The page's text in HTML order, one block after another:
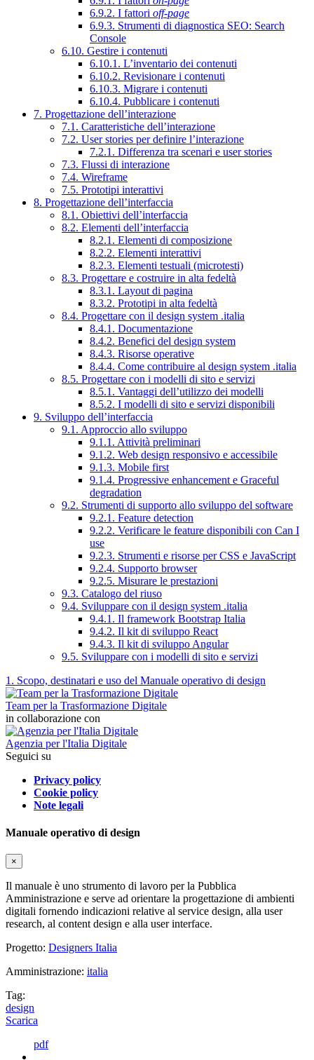
6.9.2. I fattori off-page
6.9.3. Strumenti di diagnostica SEO: Search
Console
6.10. Gestire i contenuti
6.10.1. L’inventario dei contenuti
6.10.2. Revisionare i contenuti
6.10.3. Migrare i contenuti
6.10.4. Pubblicare i contenuti
7. Progettazione dell’interazione
7.1. Caratteristiche dell’interazione
7.2. User stories per definire l’interazione
7.2.1. Differenza tra scenari e user stories
7.3. Flussi di interazione
7.4. Wireframe
7.5. Prototipi interattivi
8. Progettazione dell’interfaccia
8.1. Obiettivi dell’interfaccia
8.2. Elementi dell’interfaccia
8.2.1. Elementi di composizione
8.2.2. Elementi interattivi
8.2.3. Elementi testuali (microtesti)
8.3. Progettare e costruire in alta fedeltà
8.3.1. Layout di pagina
8.3.2. Prototipi in alta fedeltà
8.4. Progettare con il design system .italia
8.4.1. Documentazione
8.4.2. Benefici del design system
8.4.3. Risorse operative
8.4.4. Come contribuire al design system .italia
8.5. Progettare con i modelli di sito e servizi
8.5.1. Vantaggi dell’utilizzo dei modelli
8.5.2. I modelli di sito e servizi disponibili
9. Sviluppo dell’interfaccia
9.1. Approccio allo sviluppo
9.1.1. Attività preliminari
9.1.2. Web design responsivo e accessibile
9.1.3. Mobile first
9.1.4. Progressive enhancement e Graceful
degradation
9.2. Strumenti di supporto allo sviluppo del software
9.2.1. Feature detection
9.2.2. Verificare le feature disponibili con Can I
use
9.2.3. Strumenti e risorse per CSS e JavaScript
9.2.4. Supporto browser
9.2.5. Misurare le prestazioni
9.3. Catalogo del riuso
9.4. Sviluppare con il design system .italia
9.4.1. Il framework Bootstrap Italia
9.4.2. Il kit di sviluppo React
9.4.3. Il kit di sviluppo Angular
9.5. Sviluppare con i modelli di sito e servizi
1. Scopo, destinatari e uso del Manuale operativo di design
Team per la Trasformazione Digitale
in collaborazione con
Agenzia per l'Italia Digitale
Seguici su
Privacy policy
Cookie policy
Note legali
Manuale operativo di design
×
Il manuale è uno strumento di lavoro per la Pubblica
Amministrazione e serve ad orientare la progettazione di ambienti
digitali fornendo indicazioni relative al service design, alla user
research, al content design e alla user interface.
Progetto: Designers Italia
Amministrazione: italia
Tag:
design
Scarica
pdf